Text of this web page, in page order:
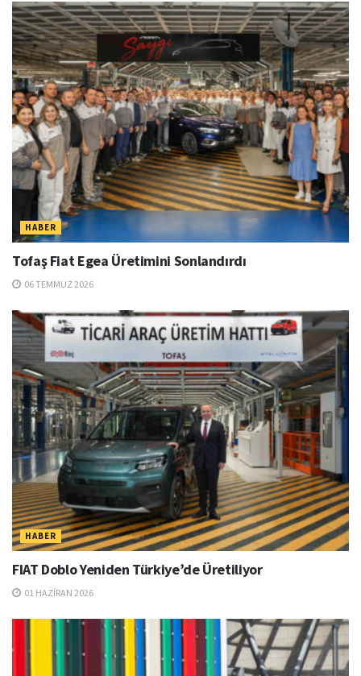
HABER
Tofaş Fiat Egea Üretimini Sonlandırdı
06 TEMMUZ 2026
HABER
FIAT Doblo Yeniden Türkiye’de Üretiliyor
01 HAZIRAN 2026